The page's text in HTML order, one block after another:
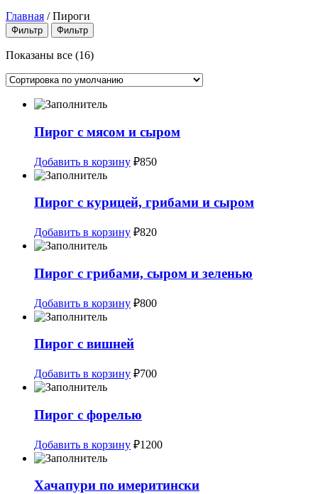
Главная /Пироги
Фильтр Фильтр
Показаны все (16)
Пирог с мясом и сыром
Добавить в корзину ₽850
Пирог с курицей, грибами и сыром
Добавить в корзину ₽820
Пирог с грибами, сыром и зеленью
Добавить в корзину ₽800
Пирог с вишней
Добавить в корзину ₽700
Пирог с форелью
Добавить в корзину ₽1200
Хачапури по имеритински